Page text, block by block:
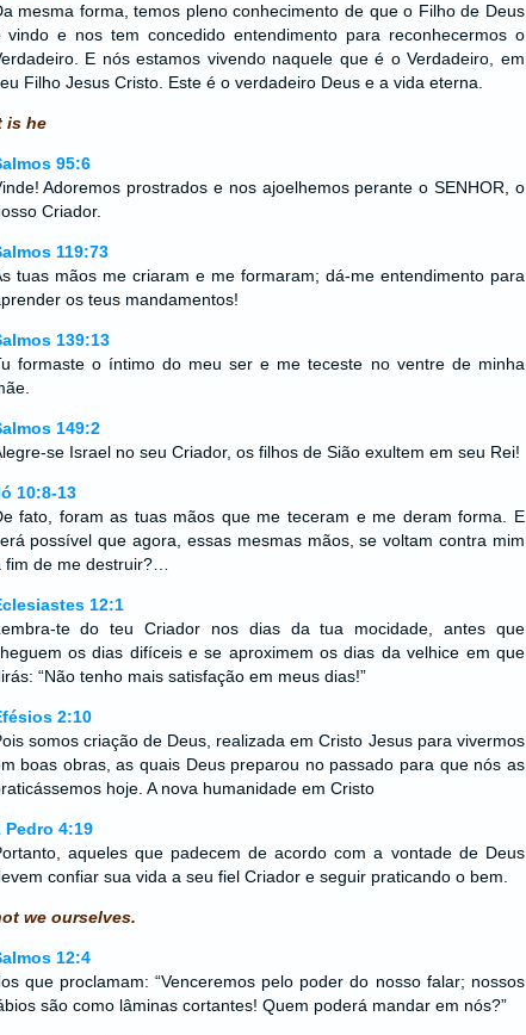
mesma forma, temos pleno conhecimento de que o Filho de Deus
vindo e nos tem concedido entendimento para reconhecermos o
E nós estamos vivendo naquele que é o Verdadeiro, em
Filho Jesus Cristo. Este é o verdadeiro Deus e a vida eterna.
is he
95:6
Adoremos prostrados e nos ajoelhemos perante o SENHOR, o
Criador.
119:73
tuas mãos me criaram e me formaram; dá-me entendimento para
os teus mandamentos!
139:13
formaste o íntimo do meu ser e me teceste no ventre de minha
149:2
se Israel no seu Criador, os filhos de Sião exultem em seu Rei!
10:8-13
fato, foram as tuas mãos que me teceram e me deram forma. E
possível que agora, essas mesmas mãos, se voltam contra mim
fim de me destruir?…
12:1
te do teu Criador nos dias da tua mocidade, antes que
os dias difíceis e se aproximem os dias da velhice em que
“Não tenho mais satisfação em meus dias!”
2:10
somos criação de Deus, realizada em Cristo Jesus para vivermos
boas obras, as quais Deus preparou no passado para que nós as
hoje. A nova humanidade em Cristo
Pedro 4:19
aqueles que padecem de acordo com a vontade de Deus
confiar sua vida a seu fiel Criador e seguir praticando o bem.
we ourselves.
12:4
que proclamam: “Venceremos pelo poder do nosso falar; nossos
são como lâminas cortantes! Quem poderá mandar em nós?”